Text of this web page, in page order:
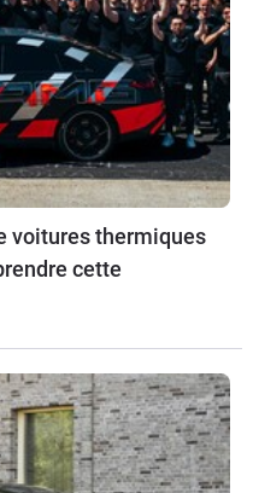
voitures thermiques
cette